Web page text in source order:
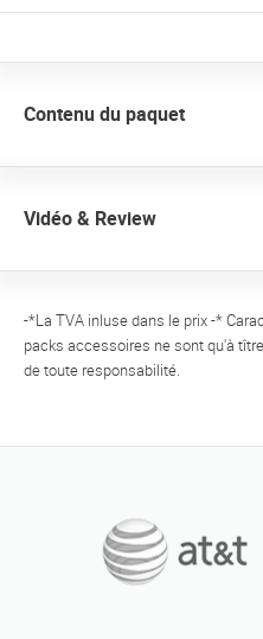
Contenu du paquet
Vidéo & Review
-*La TVA inluse dans le prix -*
packs accessoires ne sont qu'à
de toute responsabilité.